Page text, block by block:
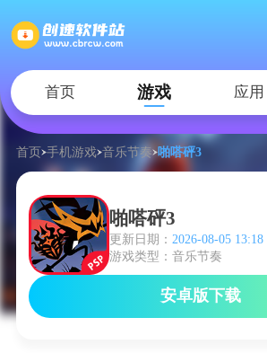
首页 游戏 应用
首页 手机游戏 音乐节奏 啪嗒砰3
啪嗒砰3
更新日期： 2026-08-05 13:18
游戏类型：音乐节奏
安卓版下载